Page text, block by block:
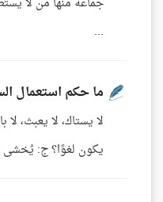
...
ما حكم استعمال
لا يستاك، لا يعبث،
يكون لغوًا؟ ج: يُخشى